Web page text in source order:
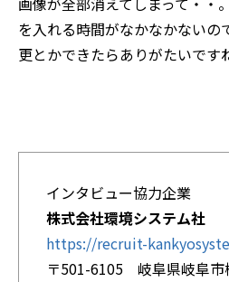
を入れる時間がなかなかないの
更とかできたらありがたいです
インタビュー協力企業
株式会社環境システム社
https://recruit-
〒501-6105 岐阜県岐阜市